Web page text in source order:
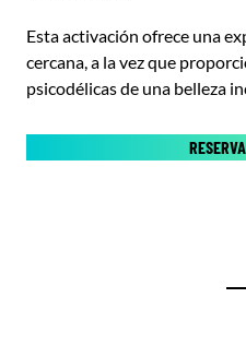
Esta activación ofrece una
cercana, a la vez que
psicodélicas de una belleza